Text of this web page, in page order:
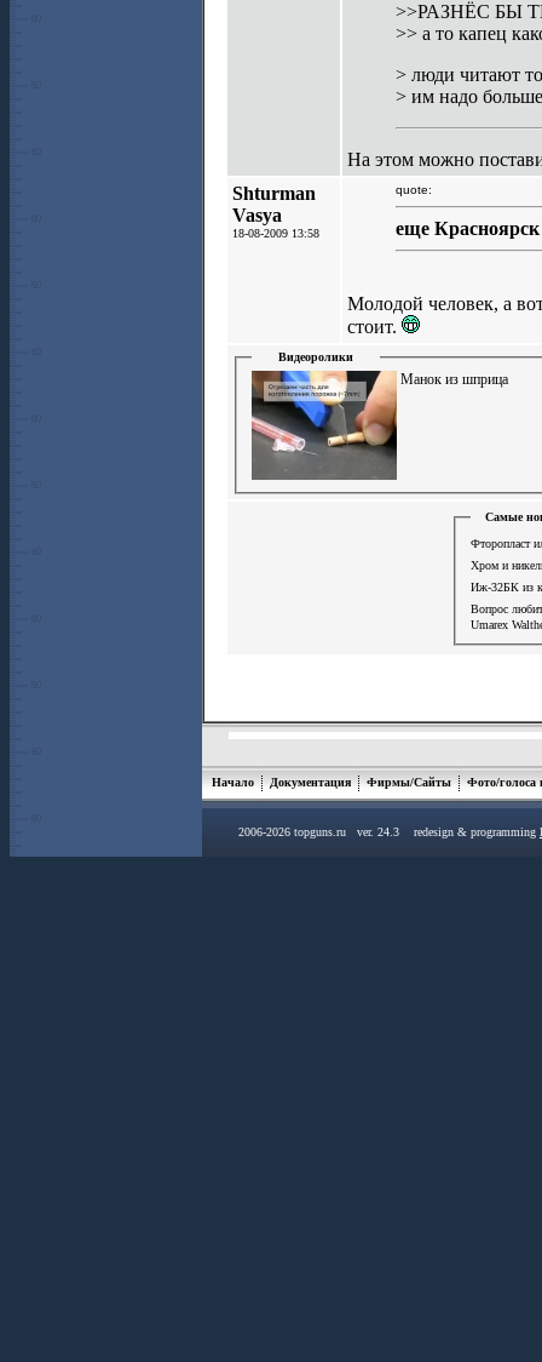
>>РАЗНЁС БЫ
>> а то капец
> люди читают
> им надо
На этом можно
Shturman
Vasya
18-08-2009 13:58
quote:
еще Красноярск
Молодой человек, а
стоит.
Видеоролики
Манок из шприца
Самые
Фторопласт
Хром и
Иж-32БК из
Вопрос
Umarex
Начало Документация Фирмы/Сайты Фото/голоса
2006-2026 topguns.ru ver. 24.3 redesign & programming